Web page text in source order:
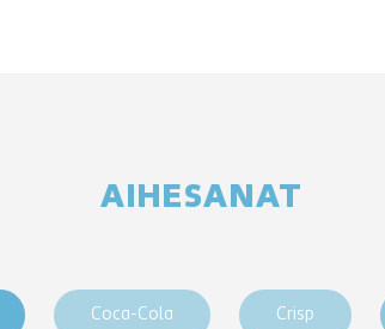
AIHESANAT
Coca-Cola Crisp